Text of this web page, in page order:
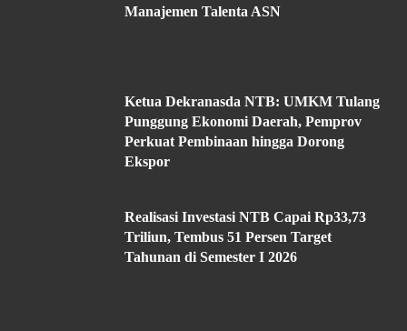
Manajemen Talenta ASN
Ketua Dekranasda NTB: UMKM Tulang
Punggung Ekonomi Daerah, Pemprov
Perkuat Pembinaan hingga Dorong
Ekspor
Realisasi Investasi NTB Capai Rp33,73
Triliun, Tembus 51 Persen Target
Tahunan di Semester I 2026